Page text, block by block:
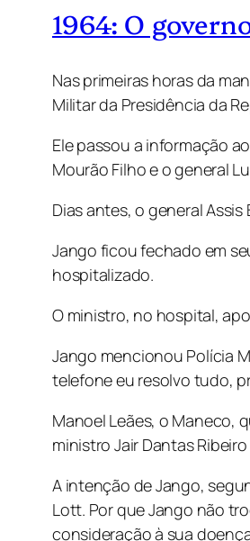
1964: O
Nas primeiras horas da
Militar da Presidência da
Ele passou a informação
Mourão Filho e o general
Dias antes, o general
Jango ficou fechado em
hospitalizado.
O ministro, no hospital,
Jango mencionou Polícia
telefone eu resolvo tudo,
Manoel Leães, o Maneco,
ministro Jair Dantas
A intenção de Jango,
Lott. Por que Jango não
consideração à sua